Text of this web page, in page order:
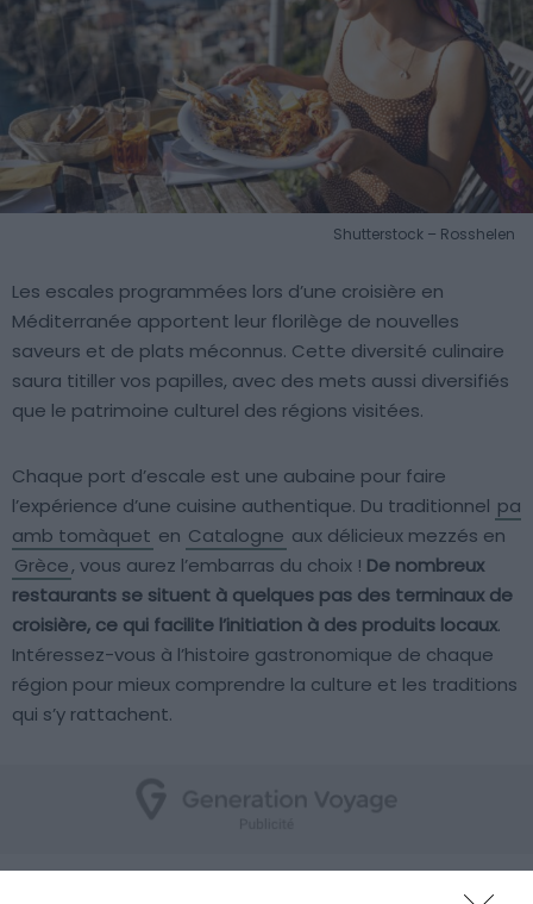
Shutterstock – Rosshelen
Les escales programmées lors d’une croisière en
Méditerranée apportent leur florilège de nouvelles
saveurs et de plats méconnus. Cette diversité culinaire
saura titiller vos papilles, avec des mets aussi diversifiés
que le patrimoine culturel des régions visitées.
Chaque port d’escale est une aubaine pour faire
l’expérience d’une cuisine authentique. Du traditionnel pa
amb tomàquet en Catalogne aux délicieux mezzés en
Grèce, vous aurez l’embarras du choix ! De nombreux
restaurants se situent à quelques pas des terminaux de
croisière, ce qui facilite l’initiation à des produits locaux.
Intéressez-vous à l’histoire gastronomique de chaque
région pour mieux comprendre la culture et les traditions
qui s’y rattachent.